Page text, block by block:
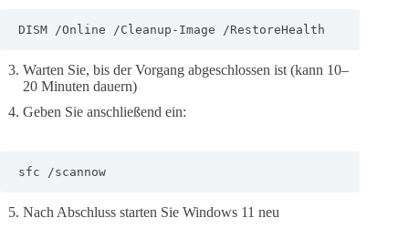
DISM /Online /Cleanup-Image /RestoreHealth
Warten Sie, bis der Vorgang abgeschlossen ist (kann 10–
20 Minuten dauern)
Geben Sie anschließend ein:
sfc /scannow
Nach Abschluss starten Sie Windows 11 neu